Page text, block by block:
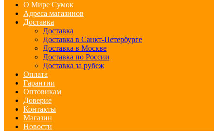
О Мире Сумок
Адреса магазинов
Доставка
Доставка
Доставка в Санкт-Петербурге
Доставка в Москве
Доставка по России
Доставка за рубеж
Оплата
Гарантии
Оптовикам
Доверие
Контакты
Магазин
Новости